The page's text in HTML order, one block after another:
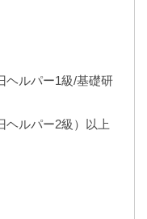
ヘルパー1級/基礎研
ヘルパー2級）以上